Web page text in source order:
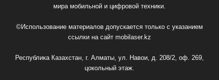
мира мобильной и цифровой техники.
©Использование материалов допускается только с указанием
ссылки на сайт mobilaser.kz
Республика Казахстан, г. Алматы, ул. Навои, д. 208/2, оф. 269,
цокольный этаж.